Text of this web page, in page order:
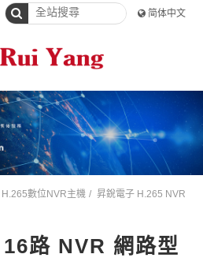
简体中文
H.265數位NVR主機 昇銳電子 H.265 NVR
路 NVR 網路型